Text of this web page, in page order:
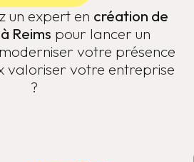
un expert en création de
Reims pour lancer un
votre présence
valoriser votre entreprise
?